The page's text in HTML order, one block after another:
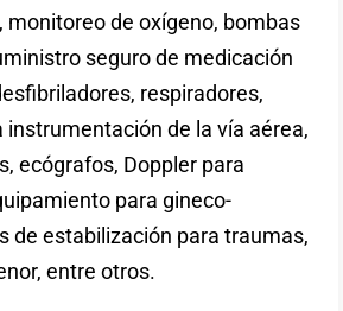
de oxígeno, bombas
seguro de medicación
respiradores,
de la vía aérea,
ecógrafos, Doppler para
para gineco-
de estabilización para traumas,
entre otros.